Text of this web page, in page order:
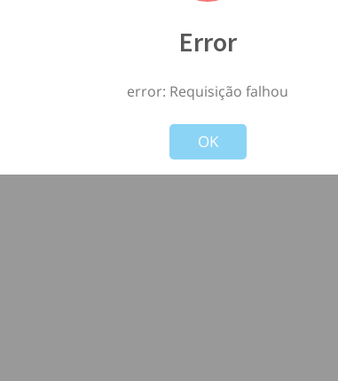
Versão: 1.2.0
Error
error: Requisição falhou
OK